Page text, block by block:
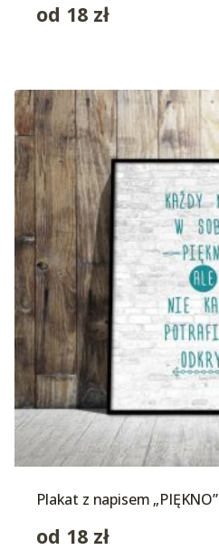
od 18 zł
Plakat z napisem „PIĘKNO”
od 18 zł